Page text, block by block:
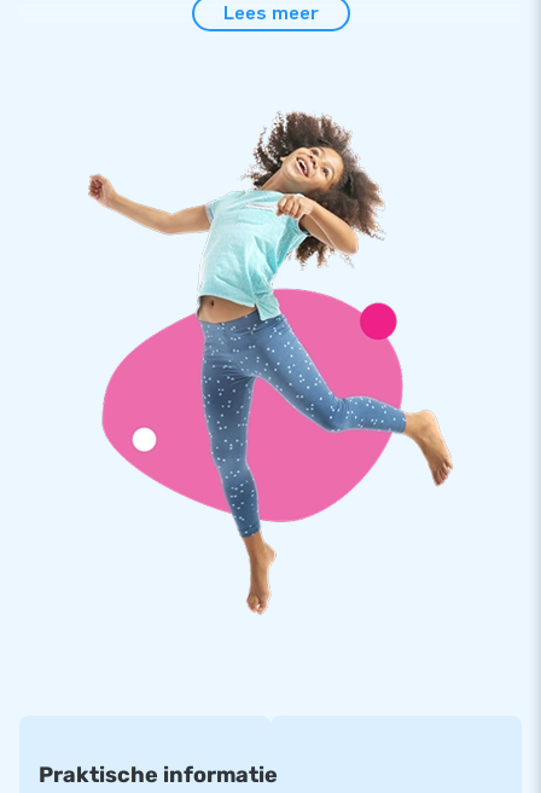
springkussen is eenvoudig te transporteren door het
oogje in het zeil houden. Het kussen wordt geleverd inclusief
blower, verankeringsmateriaal, een transportzak en een
duidelijke handleiding. Alles compleet voor een mooie
beleving.
Kwaliteit en garantie
JB kussens zijn op meerdere punten verstevigd en
meervoudig gestikt en zijn gemaakt van sterk, hoge kwaliteit
PVC. Ze zijn daardoor duurzaam en eenvoudig schoon te
houden. De Maxi Multifun Seaworld wordt tevens door JB
geleverd met 5 jaar garantie. Hierdoor lever jij met dit
product jarenlang optimaal speelplezier.
Koop dit overdekte springkussen met glijbaan in seaworld
thema en bezorg jouw klanten de dag van hun leven!
Meer dan 15.000 klanten kozen ook voor JB
ook wel creators of greatness.
Lees meer
Praktische informatie